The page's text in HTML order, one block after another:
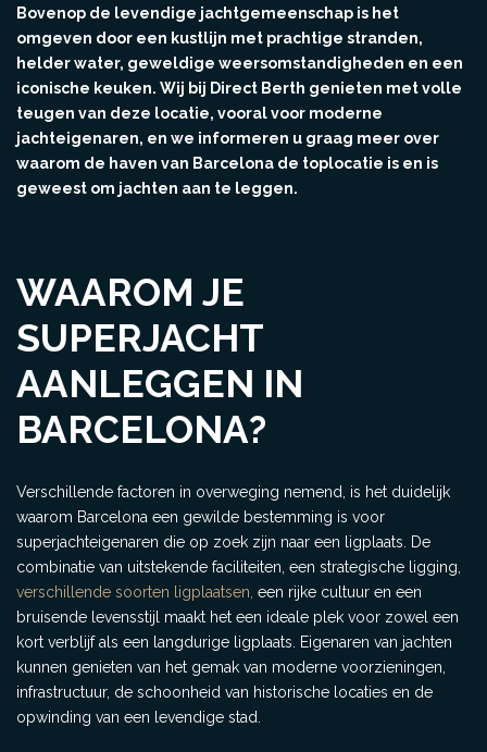
Bovenop de levendige jachtgemeenschap is het
omgeven door een kustlijn met prachtige stranden,
helder water, geweldige weersomstandigheden en een
iconische keuken. Wij bij Direct Berth genieten met volle
teugen van deze locatie, vooral voor moderne
jachteigenaren, en we informeren u graag meer over
waarom de haven van Barcelona de toplocatie is en is
geweest om jachten aan te leggen.
WAAROM JE
SUPERJACHT
AANLEGGEN IN
BARCELONA?
Verschillende factoren in overweging nemend, is het duidelijk
waarom Barcelona een gewilde bestemming is voor
superjachteigenaren die op zoek zijn naar een ligplaats. De
combinatie van uitstekende faciliteiten, een strategische ligging,
verschillende soorten ligplaatsen, een rijke cultuur en een
bruisende levensstijl maakt het een ideale plek voor zowel een
kort verblijf als een langdurige ligplaats. Eigenaren van jachten
kunnen genieten van het gemak van moderne voorzieningen,
infrastructuur, de schoonheid van historische locaties en de
opwinding van een levendige stad.